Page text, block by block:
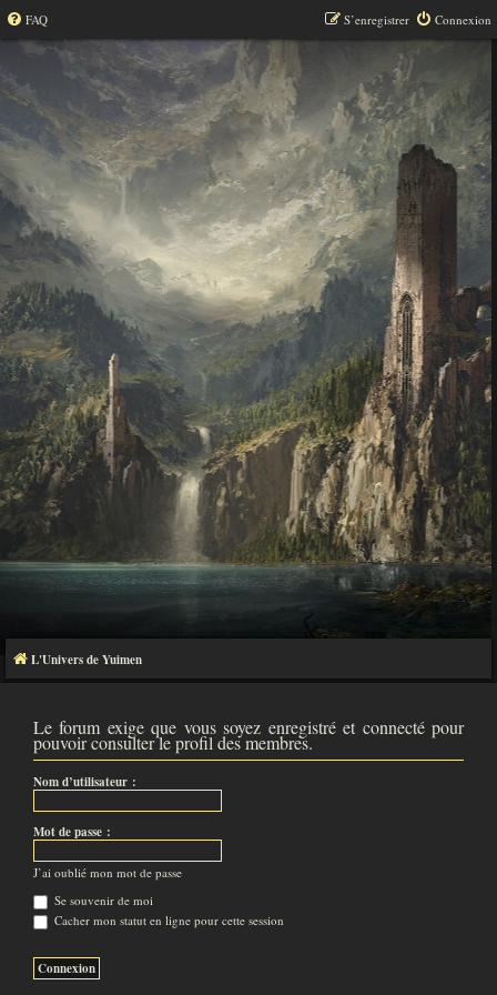
FAQ Connexion
S’enregistrer
L'Univers de Yuimen
Le forum exige que vous soyez enregistré et connecté pour
pouvoir consulter le profil des membres.
Nom d’utilisateur :
Mot de passe :
J’ai oublié mon mot de passe
Se souvenir de moi
Cacher mon statut en ligne pour cette session